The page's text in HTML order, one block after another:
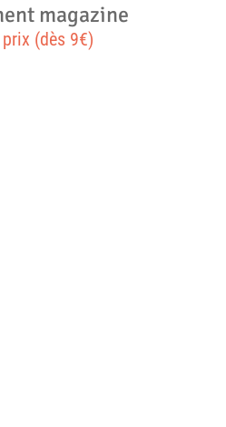
magazine
(dès 9€)